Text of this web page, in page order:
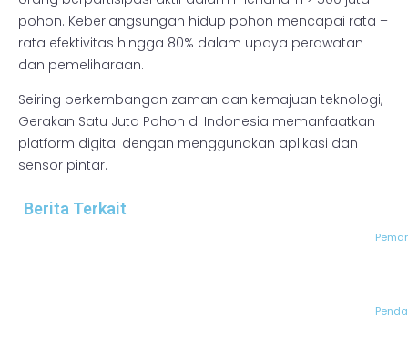
pohon. Keberlangsungan hidup pohon mencapai rata –
rata efektivitas hingga 80% dalam upaya perawatan
dan pemeliharaan.
Seiring perkembangan zaman dan kemajuan teknologi,
Gerakan Satu Juta Pohon di Indonesia memanfaatkan
platform digital dengan menggunakan aplikasi dan
sensor pintar.
Berita Terkait